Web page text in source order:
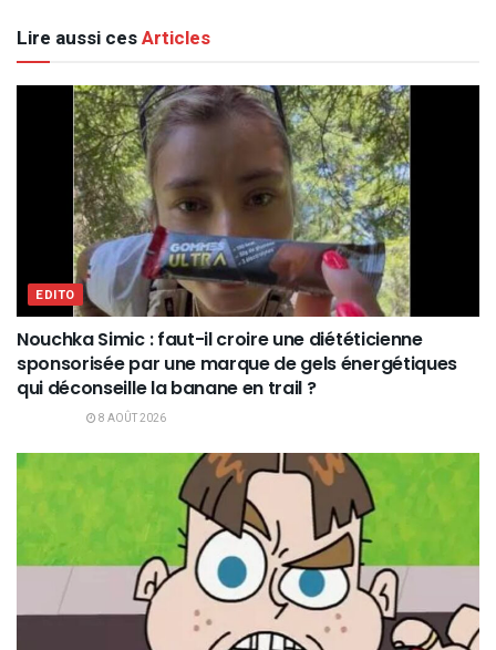
Lire aussi cesArticles
EDITO
Nouchka Simic : faut-il croire une diététicienne
sponsorisée par une marque de gels énergétiques
qui déconseille la banane en trail ?
8 AOÛT 2026